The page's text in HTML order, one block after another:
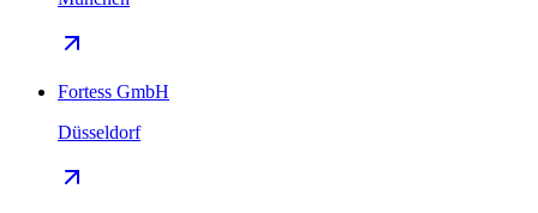
Fortess GmbH
Düsseldorf